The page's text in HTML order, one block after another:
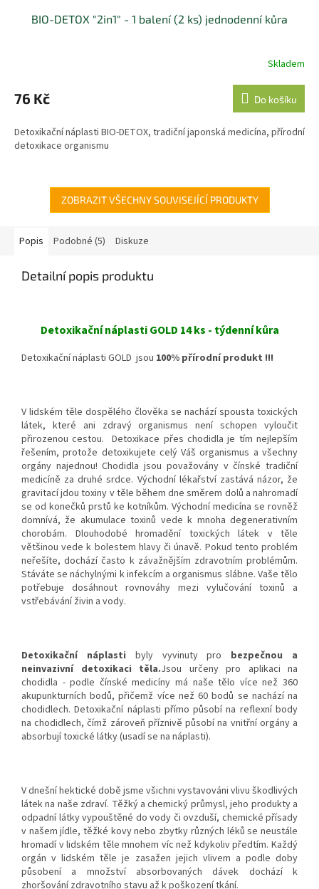
BIO-DETOX "2in1" - 1 balení (2 ks) jednodenní kůra
Skladem
76 Kč Do košíku
Detoxikační náplasti BIO-DETOX, tradiční japonská medicína, přírodní
detoxikace organismu
ZOBRAZIT VŠECHNY SOUVISEJÍCÍ PRODUKTY
Popis Podobné (5) Diskuze
Detailní popis produktu
Detoxikační náplasti GOLD 14 ks - týdenní kůra
Detoxikační náplasti GOLD jsou 100% přírodní produkt !!!
V lidském těle dospělého člověka se nachází spousta toxických
látek, které ani zdravý organismus není schopen vyloučit
přirozenou cestou. Detoxikace přes chodidla je tím nejlepším
řešením, protože detoxikujete celý Váš organismus a všechny
orgány najednou! Chodidla jsou považovány v čínské tradiční
medicíně za druhé srdce. Východní lékařství zastává názor, že
gravitací jdou toxiny v těle během dne směrem dolů a nahromadí
se od konečků prstů ke kotníkům. Východní medicína se rovněž
domnívá, že akumulace toxinů vede k mnoha degenerativním
chorobám. Dlouhodobé hromadění toxických látek v těle
většinou vede k bolestem hlavy či únavě. Pokud tento problém
neřešíte, dochází často k závažnějším zdravotním problémům.
Stáváte se náchylnými k infekcím a organismus slábne. Vaše tělo
potřebuje dosáhnout rovnováhy mezi vylučování toxinů a
vstřebávání živin a vody.
Detoxikační náplasti byly vyvinuty pro bezpečnou a
neinvazivní detoxikaci těla.Jsou určeny pro aplikaci na
chodidla - podle čínské medicíny má naše tělo více než 360
akupunkturních bodů, přičemž více než 60 bodů se nachází na
chodidlech. Detoxikační náplasti přímo působí na reflexní body
na chodidlech, čímž zároveň příznivě působí na vnitřní orgány a
absorbují toxické látky (usadí se na náplasti).
V dnešní hektické době jsme všichni vystavováni vlivu škodlivých
látek na naše zdraví. Těžký a chemický průmysl, jeho produkty a
odpadní látky vypouštěné do vody či ovzduší, chemické přísady
v našem jídle, těžké kovy nebo zbytky různých léků se neustále
hromadí v lidském těle mnohem víc než kdykoliv předtím. Každý
orgán v lidském těle je zasažen jejich vlivem a podle doby
působení a množství absorbovaných dávek dochází k
zhoršování zdravotního stavu až k poškození tkání.